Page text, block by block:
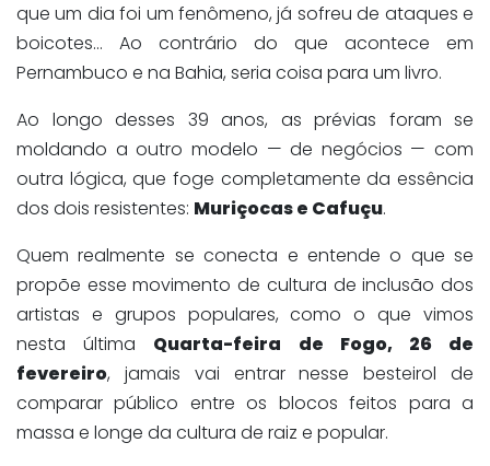
que um dia foi um fenômeno, já sofreu de ataques e
boicotes… Ao contrário do que acontece em
Pernambuco e na Bahia, seria coisa para um livro.
Ao longo desses 39 anos, as prévias foram se
moldando a outro modelo — de negócios — com
outra lógica, que foge completamente da essência
dos dois resistentes: Muriçocas e Cafuçu.
Quem realmente se conecta e entende o que se
propõe esse movimento de cultura de inclusão dos
artistas e grupos populares, como o que vimos
nesta última Quarta-feira de Fogo, 26 de
fevereiro, jamais vai entrar nesse besteirol de
comparar público entre os blocos feitos para a
massa e longe da cultura de raiz e popular.